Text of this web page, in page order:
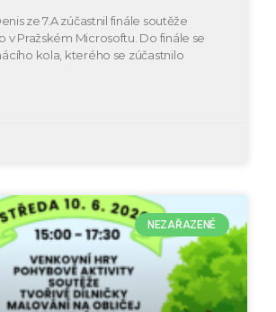
ze 7.A zúčastnil finále soutěže
v Pražském Microsoftu. Do finále se
kola, kterého se zúčastnilo
NEZAŘAZENÉ